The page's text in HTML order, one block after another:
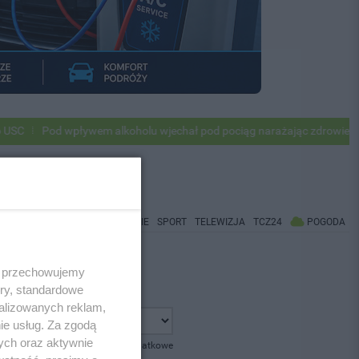
Pod wpływem alkoholu wjechał pod pociąg narażając zdrowie i
CO BĘDZIE SPORT TELEWIZJA TCZ24 POGODA
pokaż opcje dodatkowe
standardowe
reklam,
usług. Za zgodą
oraz aktywnie